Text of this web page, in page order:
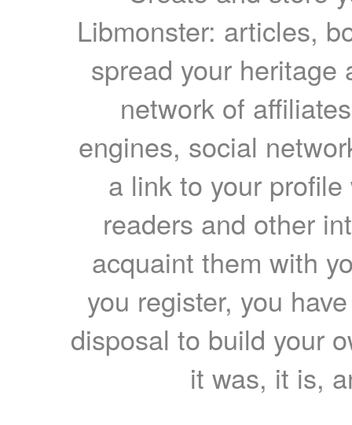
Libmonster: articles,
spread your heritage
network of
engines, social
a link to your
readers and other
acquaint them with
you register, you
disposal to build your
it was, it is,